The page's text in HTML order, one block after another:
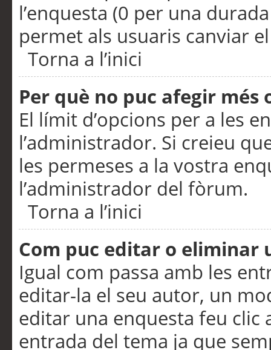
l’enquesta (0 per una
permet als usuaris canviar
Torna a l’inici
Per què no puc afegir més
El límit d’opcions per a les
l’administrador. Si creieu
les permeses a la vostra
l’administrador del fòrum.
Torna a l’inici
Com puc editar o eliminar
Igual com passa amb les
editar-la el seu autor, un
editar una enquesta feu clic
entrada del tema ja que